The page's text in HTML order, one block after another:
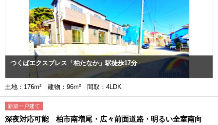
つくばエクスプレス「柏たなか」駅徒歩17分
土地：176m² 建物：96m² 間取：4LDK
新築一戸建て
深夜対応可能 柏市南増尾・広々前面道路・明るい全室南向